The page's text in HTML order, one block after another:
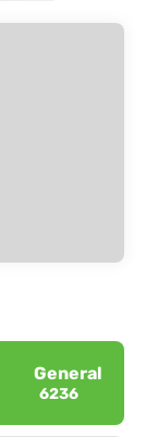
General
6236